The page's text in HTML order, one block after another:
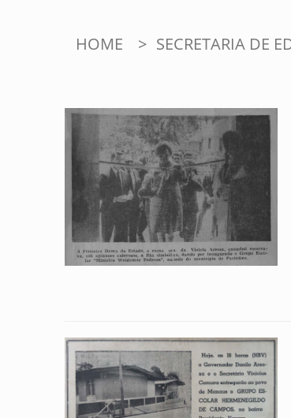
HOME > SECRETARIA DE